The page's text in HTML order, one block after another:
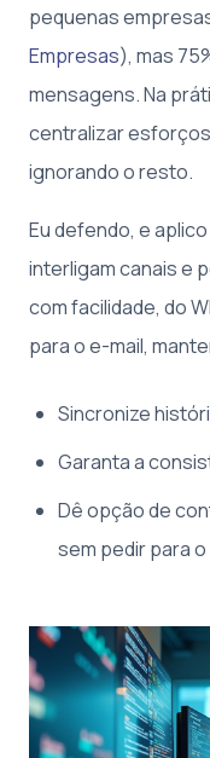
pequenas
Empresas), mas
mensagens. Na
centralizar
ignorando o resto.
Eu defendo, e
interligam canais e
com facilidade, do
para o e-mail,
Sincronize
Garanta a
Dê opção de
sem pedir para